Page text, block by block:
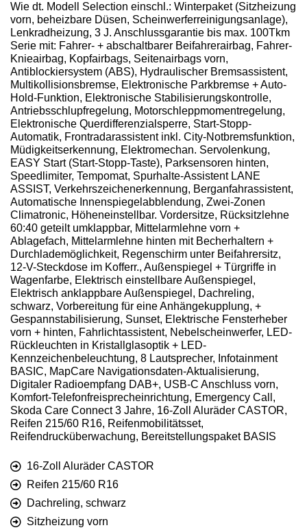
Wie dt. Modell Selection einschl.: Winterpaket (Sitzheizung
vorn, beheizbare Düsen, Scheinwerferreinigungsanlage),
Lenkradheizung, 3 J. Anschlussgarantie bis max. 100Tkm
Serie mit: Fahrer- + abschaltbarer Beifahrerairbag, Fahrer-
Knieairbag, Kopfairbags, Seitenairbags vorn,
Antiblockiersystem (ABS), Hydraulischer Bremsassistent,
Multikollisionsbremse, Elektronische Parkbremse + Auto-
Hold-Funktion, Elektronische Stabilisierungskontrolle,
Antriebsschlupfregelung, Motorschleppmomentregelung,
Elektronische Querdifferenzialsperre, Start-Stopp-
Automatik, Frontradarassistent inkl. City-Notbremsfunktion,
Müdigkeitserkennung, Elektromechan. Servolenkung,
EASY Start (Start-Stopp-Taste), Parksensoren hinten,
Speedlimiter, Tempomat, Spurhalte-Assistent LANE
ASSIST, Verkehrszeichenerkennung, Berganfahrassistent,
Automatische Innenspiegelabblendung, Zwei-Zonen
Climatronic, Höheneinstellbar. Vordersitze, Rücksitzlehne
60:40 geteilt umklappbar, Mittelarmlehne vorn +
Ablagefach, Mittelarmlehne hinten mit Becherhaltern +
Durchlademöglichkeit, Regenschirm unter Beifahrersitz,
12-V-Steckdose im Kofferr., Außenspiegel + Türgriffe in
Wagenfarbe, Elektrisch einstellbare Außenspiegel,
Elektrisch anklappbare Außenspiegel, Dachreling,
schwarz, Vorbereitung für eine Anhängekupplung, +
Gespannstabilisierung, Sunset, Elektrische Fensterheber
vorn + hinten, Fahrlichtassistent, Nebelscheinwerfer, LED-
Rückleuchten in Kristallglasoptik + LED-
Kennzeichenbeleuchtung, 8 Lautsprecher, Infotainment
BASIC, MapCare Navigationsdaten-Aktualisierung,
Digitaler Radioempfang DAB+, USB-C Anschluss vorn,
Komfort-Telefonfreisprecheinrichtung, Emergency Call,
Skoda Care Connect 3 Jahre, 16-Zoll Aluräder CASTOR,
Reifen 215/60 R16, Reifenmobilitätsset,
Reifendrucküberwachung, Bereitstellungspaket BASIS
16-Zoll Aluräder CASTOR
Reifen 215/60 R16
Dachreling, schwarz
Sitzheizung vorn